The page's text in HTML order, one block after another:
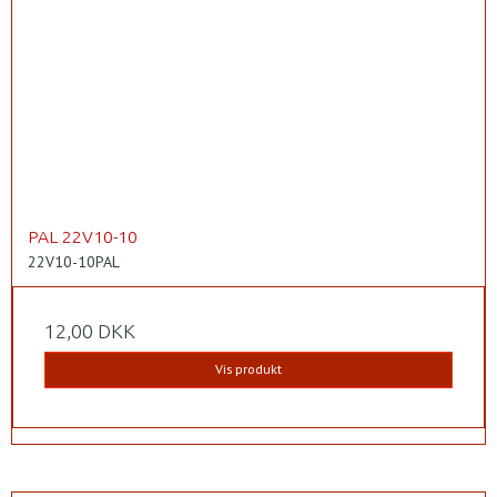
PAL 22V10-10
22V10-10PAL
12,00 DKK
Vis produkt